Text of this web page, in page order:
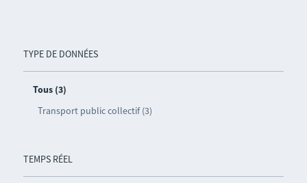
TYPE DE DONNÉES
Tous (3)
Transport public collectif (3)
TEMPS RÉEL